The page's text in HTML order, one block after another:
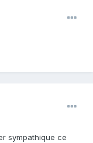
sympathique ce